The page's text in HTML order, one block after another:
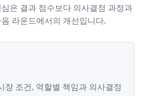
은 결과 점수보다 의사결정 과정과
라운드에서의 개선입니다.
장 조건, 역할별 책임과 의사결정